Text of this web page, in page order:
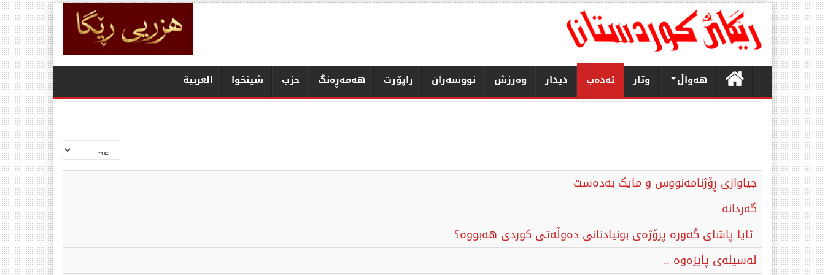
هەواڵ وتار ئەدەب دیدار وەرزش نووسەران راپۆرت هەمەڕەنگ حزب شينخوا العربیة
نمایش
#
جیاوازی ڕۆژنامەنووس و مایک بەدەست
گەردانە
ئایا پاشای گەورە پرۆژەی بونیادنانی دەوڵەتی كوردی هەبووە؟
لەسیلەی پایزەوە ..